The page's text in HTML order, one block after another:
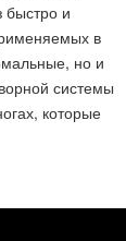
быстро и
в
но и
системы
которые